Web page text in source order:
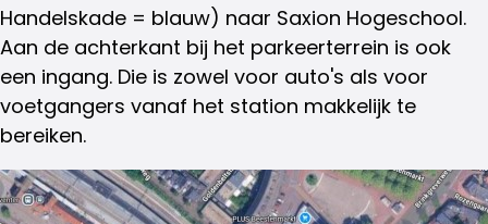
Handelskade = blauw) naar Saxion Hogeschool.
Aan de achterkant bij het parkeerterrein is ook
een ingang. Die is zowel voor auto's als voor
voetgangers vanaf het station makkelijk te
bereiken.